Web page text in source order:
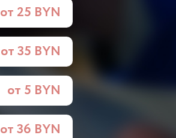
от 25 BYN
от 35 BYN
от 5 BYN
от 36 BYN